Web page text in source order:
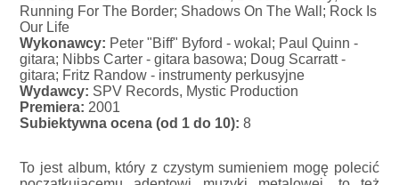
Running For The Border; Shadows On The Wall; Rock Is
Our Life
Wykonawcy: Peter "Biff" Byford - wokal; Paul Quinn -
gitara; Nibbs Carter - gitara basowa; Doug Scarratt -
gitara; Fritz Randow - instrumenty perkusyjne
Wydawcy: SPV Records, Mystic Production
Premiera: 2001
Subiektywna ocena (od 1 do 10): 8
To jest album, który z czystym sumieniem mogę polecić